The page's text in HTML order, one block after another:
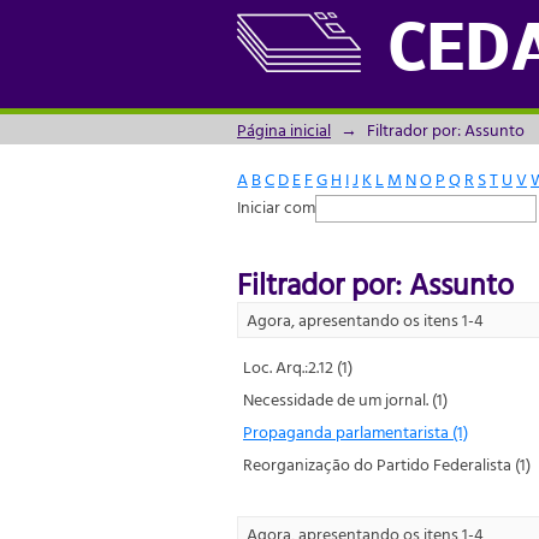
Filtrador por: Assunto
Página inicial → Filtrador por: Assunto
ABCDEFGH IJ KLM NOPQRSTUV
Iniciar com
Filtrador por: Assunto
Agora, apresentando os itens 1-4
Loc. Arq.:2.12 (1)
Necessidade de um jornal. (1)
Propaganda parlamentarista (1)
Reorganização do Partido Federalista (1)
Agora, apresentando os itens 1-4